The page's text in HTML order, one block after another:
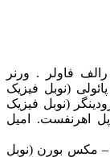
فاولر . ورنر
. ولفگانگ پائولی (نوبل فیزیک
(نوبل فیزیک
. پل اهرنفست. امیل
دوم: نیلز بوهر (نوبل فیزیک 1922) – مکس بورن (نوبل